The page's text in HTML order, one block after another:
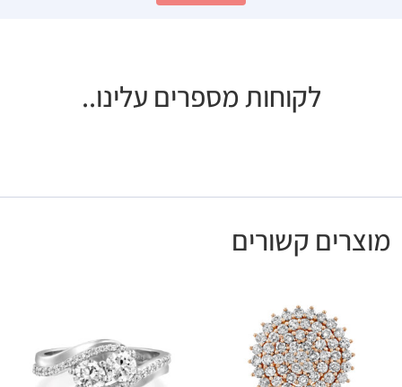
לקוחות מספרים עלינו..
מוצרים קשורים